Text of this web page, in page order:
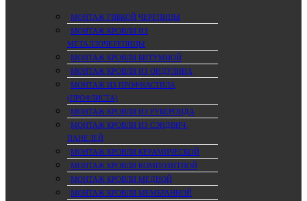
МОНТАЖ ГИБКОЙ ЧЕРЕПИЦЫ
МОНТАЖ КРОВЛИ ИЗ
МЕТАЛЛОЧЕРЕПИЦЫ
МОНТАЖ КРОВЛИ БИТУМНОЙ
МОНТАЖ КРОВЛИ ИЗ ОНДУЛИНА
МОНТАЖ ИЗ ПРОФНАСТИЛА
(ПРОФЛИСТА)
МОНТАЖ КРОВЛИ ИЗ РУБЕРОИДА
МОНТАЖ КРОВЛИ ИЗ СЭНДВИЧ-
ПАНЕЛЕЙ
МОНТАЖ КРОВЛИ КЕРАМИЧЕСКОЙ
МОНТАЖ КРОВЛИ КОМПОЗИТНОЙ
МОНТАЖ КРОВЛИ МЕДНОЙ
МОНТАЖ КРОВЛИ МЕМБРАННОЙ